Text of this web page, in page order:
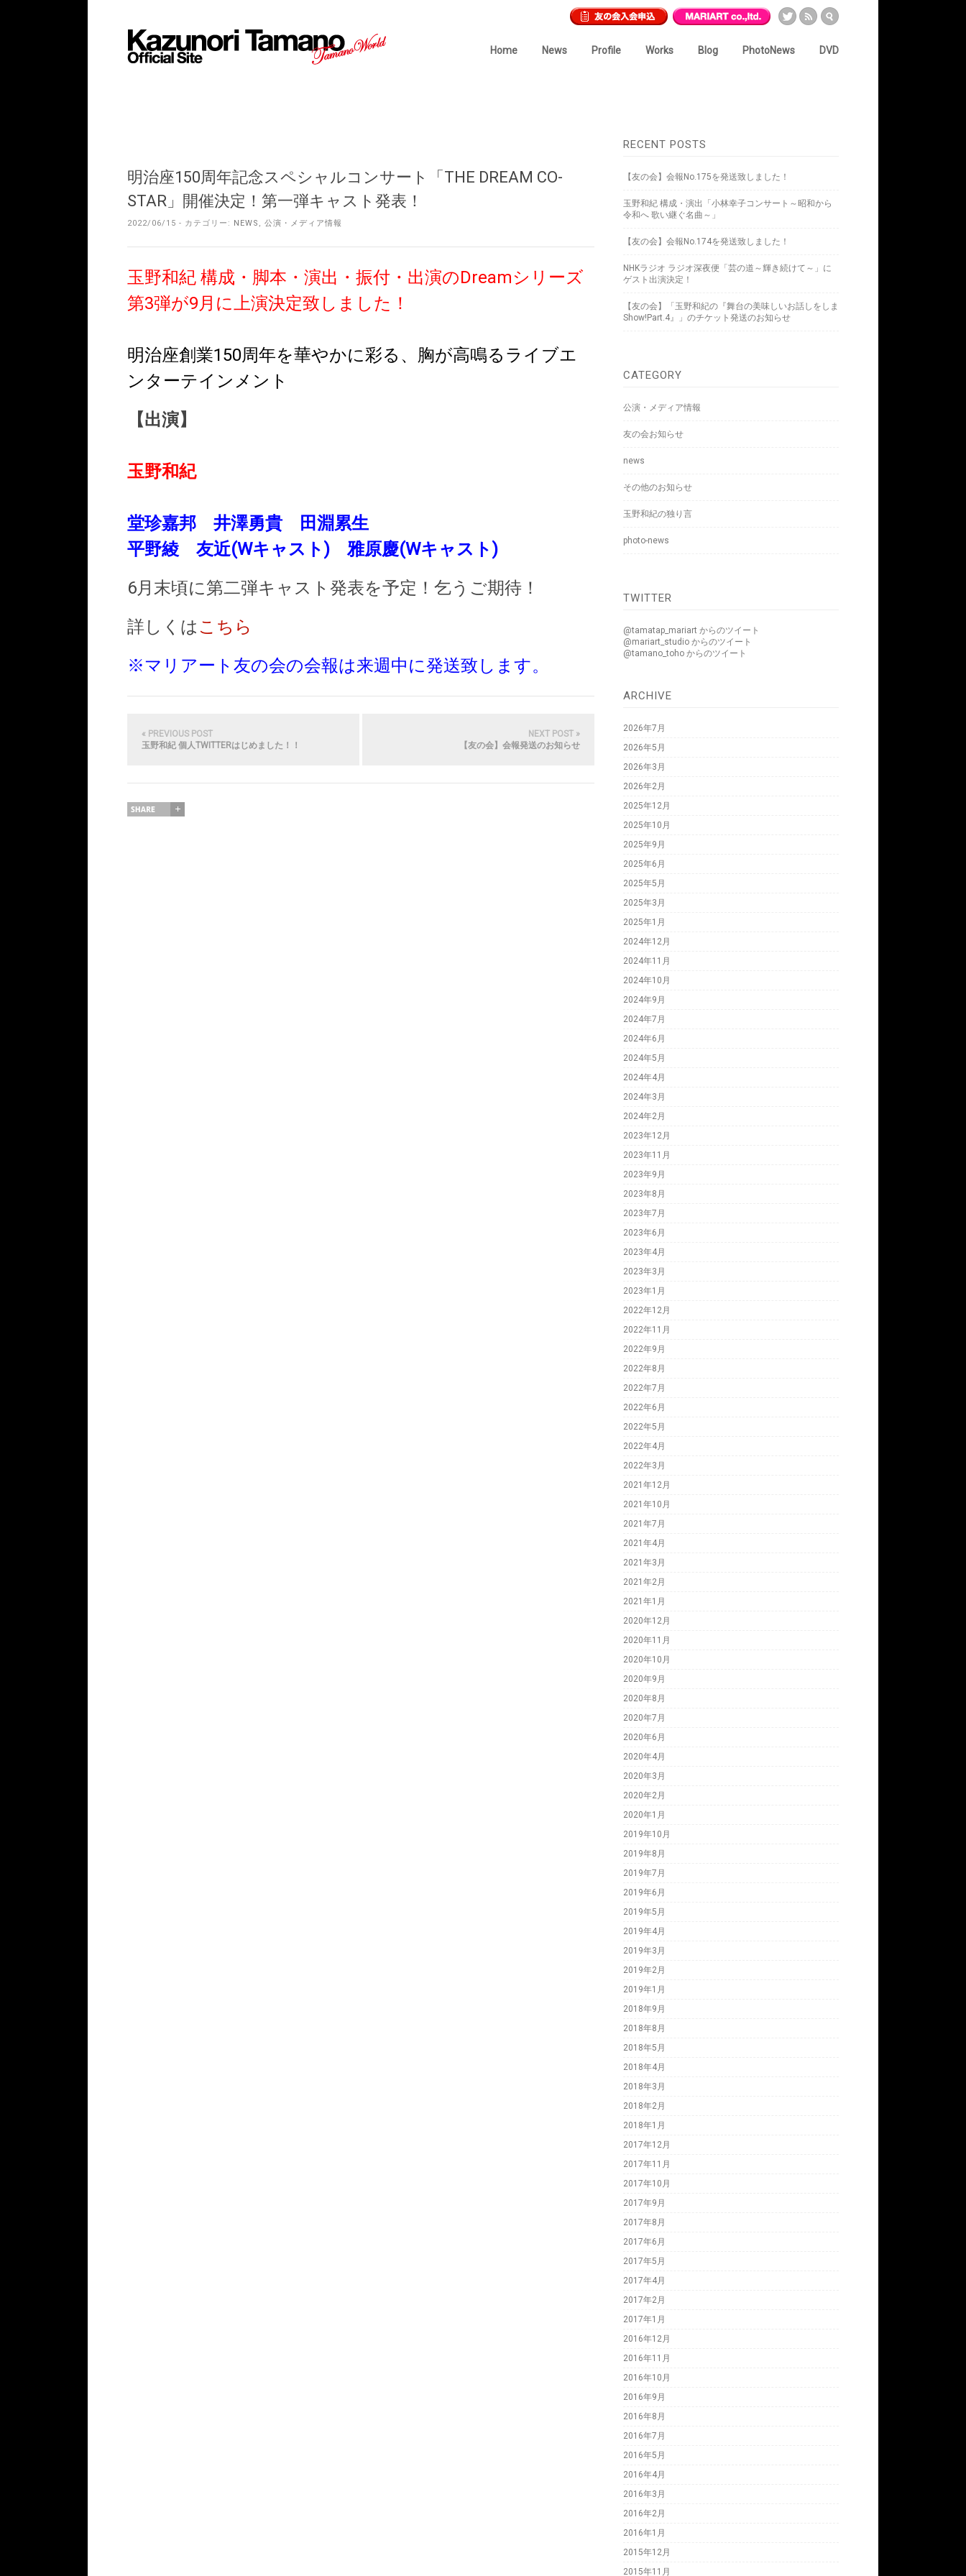
Home News Profile Works Blog PhotoNews DVD
明治座150周年記念スペシャルコンサート「THE DREAM CO-
STAR」開催決定！第一弾キャスト発表！
2022/06/15 - カテゴリー: NEWS , 公演・メディア情報
玉野和紀 構成・脚本・演出・振付・出演のDreamシリーズ
第3弾が9月に上演決定致しました！
明治座創業150周年を華やかに彩る、胸が高鳴るライブエ
ンターテインメント
【出演】
玉野和紀
堂珍嘉邦 井澤勇貴 田淵累生
平野綾 友近(Wキャスト) 雅原慶(Wキャスト)
6月末頃に第二弾キャスト発表を予定！乞うご期待！
詳しくはこちら
※マリアート友の会の会報は来週中に発送致します。
« PREVIOUS POST
玉野和紀 個人TWITTERはじめました！！
NEXT POST »
【友の会】会報発送のお知らせ
RECENT POSTS
【友の会】会報No.175を発送致しました！
玉野和紀 構成・演出「小林幸子コンサート～昭和から
令和へ 歌い継ぐ名曲～」
【友の会】会報No.174を発送致しました！
NHKラジオ ラジオ深夜便「芸の道～輝き続けて～」に
ゲスト出演決定！
【友の会】「玉野和紀の『舞台の美味しいお話しをしま
Show!Part.4』」のチケット発送のお知らせ
CATEGORY
公演・メディア情報
友の会お知らせ
news
その他のお知らせ
玉野和紀の独り言
photo-news
TWITTER
@tamatap_mariart からのツイート
@mariart_studio からのツイート
@tamano_toho からのツイート
ARCHIVE
2026年7月
2026年5月
2026年3月
2026年2月
2025年12月
2025年10月
2025年9月
2025年6月
2025年5月
2025年3月
2025年1月
2024年12月
2024年11月
2024年10月
2024年9月
2024年7月
2024年6月
2024年5月
2024年4月
2024年3月
2024年2月
2023年12月
2023年11月
2023年9月
2023年8月
2023年7月
2023年6月
2023年4月
2023年3月
2023年1月
2022年12月
2022年11月
2022年9月
2022年8月
2022年7月
2022年6月
2022年5月
2022年4月
2022年3月
2021年12月
2021年10月
2021年7月
2021年4月
2021年3月
2021年2月
2021年1月
2020年12月
2020年11月
2020年10月
2020年9月
2020年8月
2020年7月
2020年6月
2020年4月
2020年3月
2020年2月
2020年1月
2019年10月
2019年8月
2019年7月
2019年6月
2019年5月
2019年4月
2019年3月
2019年2月
2019年1月
2018年9月
2018年8月
2018年5月
2018年4月
2018年3月
2018年2月
2018年1月
2017年12月
2017年11月
2017年10月
2017年9月
2017年8月
2017年6月
2017年5月
2017年4月
2017年2月
2017年1月
2016年12月
2016年11月
2016年10月
2016年9月
2016年8月
2016年7月
2016年5月
2016年4月
2016年3月
2016年2月
2016年1月
2015年12月
2015年11月